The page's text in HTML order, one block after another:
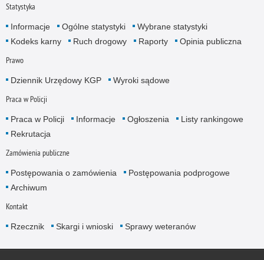
Statystyka
Informacje Ogólne statystyki
Wybrane statystyki
Kodeks karny
Ruch drogowy Raporty Opinia publiczna
Prawo
Dziennik Urzędowy KGP Wyroki sądowe
Praca w Policji
Praca w Policji Informacje Ogłoszenia
Listy rankingowe
Rekrutacja
Zamówienia publiczne
Postępowania o zamówienia
Postępowania podprogowe
Archiwum
Kontakt
Rzecznik Skargi i wnioski Sprawy weteranów